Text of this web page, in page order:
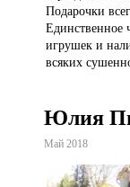
Подарочки
Единственное
игрушек и
всяких
Юлия
Май 2018